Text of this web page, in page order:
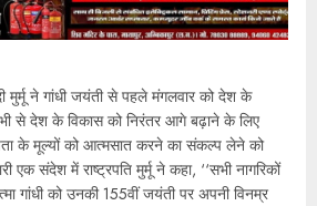
मुर्मू ने गांधी जयंती से पहले मंगलवार को देश के
से देश के विकास को निरंतर आगे बढ़ाने के लिए
के मूल्यों को आत्मसात करने का संकल्प लेने को
एक संदेश में राष्ट्रपति मुर्मू ने कहा, ‘‘सभी नागरिकों
गांधी को उनकी 155वीं जयंती पर अपनी विनम्र